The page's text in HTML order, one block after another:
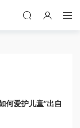
何爱护儿童”出自